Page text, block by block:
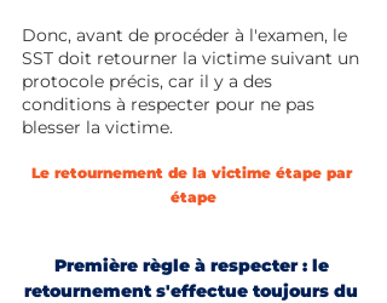
Donc, avant de procéder à l'examen, le
SST doit retourner la victime suivant un
protocole précis, car il y a des
conditions à respecter pour ne pas
blesser la victime.
Le retournement de la victime étape par
étape
Première règle à respecter : le
retournement s'effectue toujours du